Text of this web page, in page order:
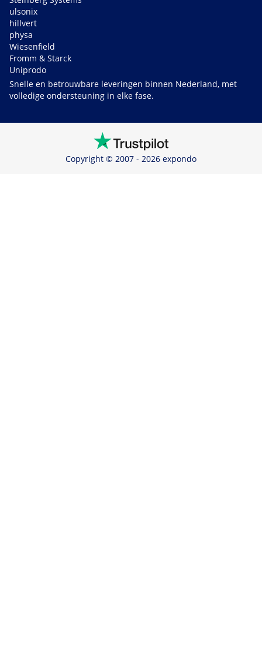
ulsonix
hillvert
physa
Wiesenfield
Fromm & Starck
Uniprodo
Snelle en betrouwbare leveringen binnen Nederland, met
volledige ondersteuning in elke fase.
Copyright © 2007 - 2026 expondo